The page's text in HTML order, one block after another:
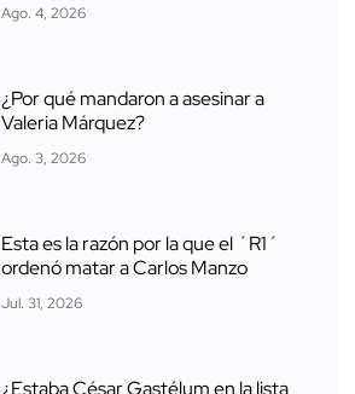
Ago. 4, 2026
¿Por qué mandaron a asesinar a
Valeria Márquez?
Ago. 3, 2026
Esta es la razón por la que el ´R1´
ordenó matar a Carlos Manzo
Jul. 31, 2026